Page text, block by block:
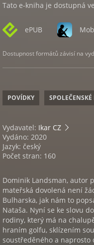
Tato e-kniha je dostupná
ePUB
Dostupnost formátů závisí na
POVÍDKY
Vydavatel: Ikar CZ
Vydáno: 2020
Jazyk: český
Počet stran: 160
Dominik Landsman, autor
mateřská dovolená není
Bulharska, jak nám to
Nataša. Nyní se ke slovu
rodiny, který má na
hraním golfu, sklízením
soustředěného a